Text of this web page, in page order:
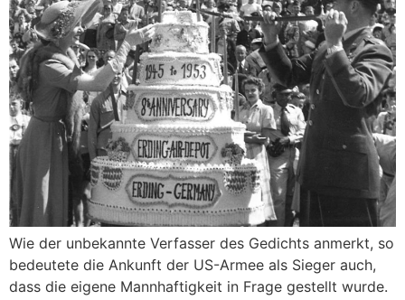
Wie der unbekannte Verfasser des Gedichts anmerkt, so
bedeutete die Ankunft der US-Armee als Sieger auch,
dass die eigene Mannhaftigkeit in Frage gestellt wurde.